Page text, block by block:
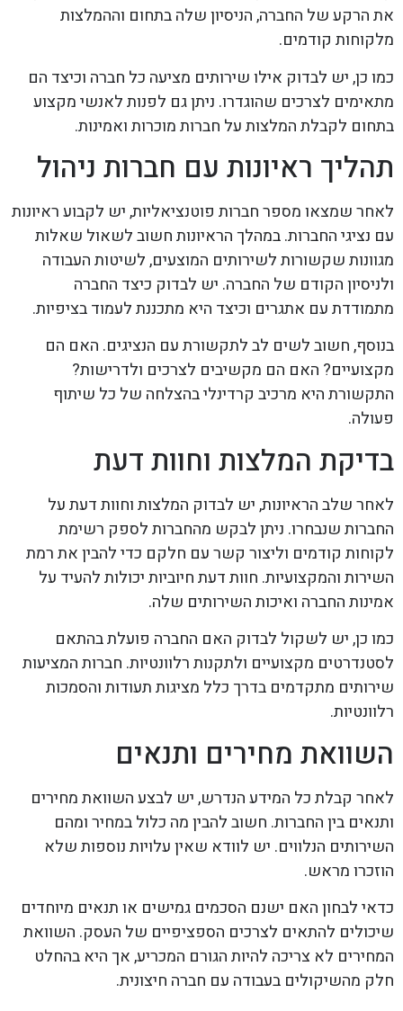
את הרקע של החברה, הניסיון שלה בתחום וההמלצות
מלקוחות קודמים.
כמו כן, יש לבדוק אילו שירותים מציעה כל חברה וכיצד הם
מתאימים לצרכים שהוגדרו. ניתן גם לפנות לאנשי מקצוע
בתחום לקבלת המלצות על חברות מוכרות ואמינות.
תהליך ראיונות עם חברות ניהול
לאחר שמצאו מספר חברות פוטנציאליות, יש לקבוע ראיונות
עם נציגי החברות. במהלך הראיונות חשוב לשאול שאלות
מגוונות שקשורות לשירותים המוצעים, לשיטות העבודה
ולניסיון הקודם של החברה. יש לבדוק כיצד החברה
מתמודדת עם אתגרים וכיצד היא מתכננת לעמוד בציפיות.
בנוסף, חשוב לשים לב לתקשורת עם הנציגים. האם הם
מקצועיים? האם הם מקשיבים לצרכים ולדרישות?
התקשורת היא מרכיב קרדינלי בהצלחה של כל שיתוף
פעולה.
בדיקת המלצות וחוות דעת
לאחר שלב הראיונות, יש לבדוק המלצות וחוות דעת על
החברות שנבחרו. ניתן לבקש מהחברות לספק רשימת
לקוחות קודמים וליצור קשר עם חלקם כדי להבין את רמת
השירות והמקצועיות. חוות דעת חיוביות יכולות להעיד על
אמינות החברה ואיכות השירותים שלה.
כמו כן, יש לשקול לבדוק האם החברה פועלת בהתאם
לסטנדרטים מקצועיים ולתקנות רלוונטיות. חברות המציעות
שירותים מתקדמים בדרך כלל מציגות תעודות והסמכות
רלוונטיות.
השוואת מחירים ותנאים
לאחר קבלת כל המידע הנדרש, יש לבצע השוואת מחירים
ותנאים בין החברות. חשוב להבין מה כלול במחיר ומהם
השירותים הנלווים. יש לוודא שאין עלויות נוספות שלא
הוזכרו מראש.
כדאי לבחון האם ישנם הסכמים גמישים או תנאים מיוחדים
שיכולים להתאים לצרכים הספציפיים של העסק. השוואת
המחירים לא צריכה להיות הגורם המכריע, אך היא בהחלט
חלק מהשיקולים בעבודה עם חברה חיצונית.